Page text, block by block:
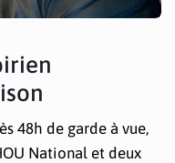
48h de garde à vue,
National et deux